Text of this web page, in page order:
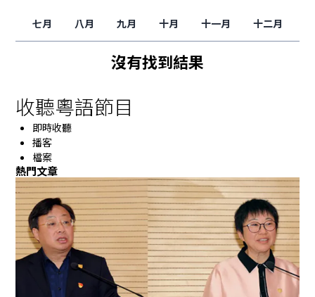
七月 八月 九月 十月 十一月 十二月
沒有找到結果
收聽粵語節目
即時收聽
播客
檔案
熱門文章